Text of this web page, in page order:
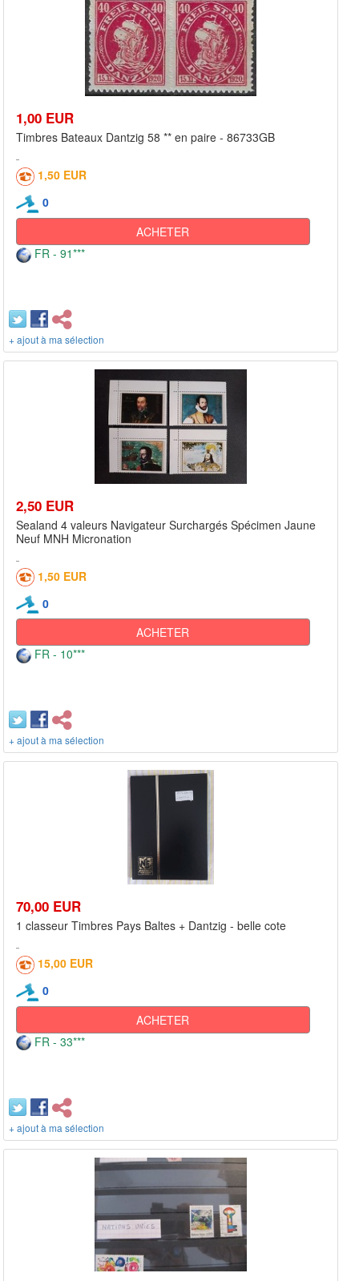
1,00 EUR
Timbres Bateaux Dantzig 58 ** en paire - 86733GB
1,50 EUR
0
ACHETER
FR - 91***
+ ajout à ma sélection
2,50 EUR
Sealand 4 valeurs Navigateur Surchargés Spécimen Jaune
Neuf MNH Micronation
1,50 EUR
0
ACHETER
FR - 10***
+ ajout à ma sélection
70,00 EUR
1 classeur Timbres Pays Baltes + Dantzig - belle cote
15,00 EUR
0
ACHETER
FR - 33***
+ ajout à ma sélection